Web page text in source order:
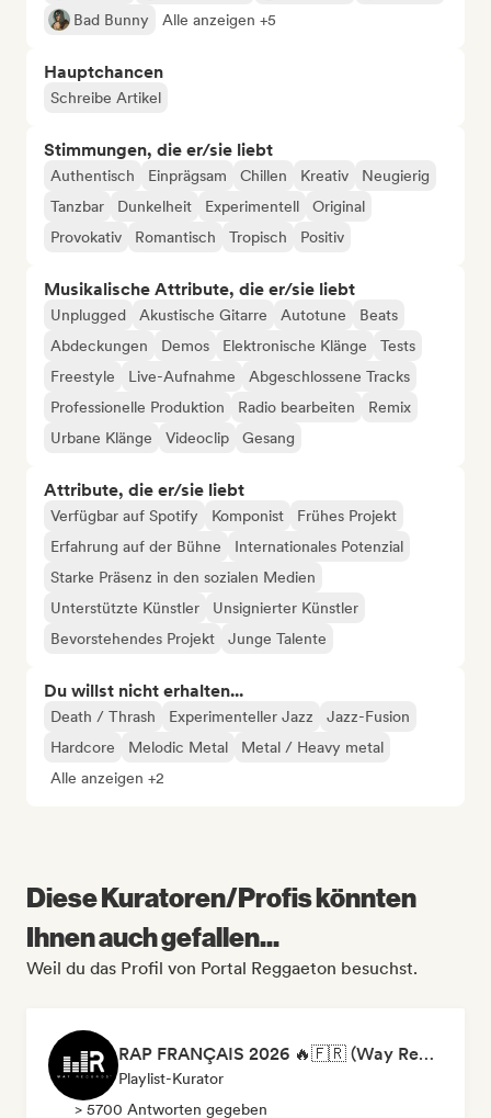
Bad Bunny
Alle anzeigen +5
Hauptchancen
Schreibe Artikel
Stimmungen, die er/sie liebt
Authentisch Einprägsam Chillen Kreativ
Neugierig
Tanzbar
Dunkelheit Experimentell
Original
Provokativ
Romantisch Tropisch Positiv
Musikalische Attribute, die er/sie liebt
Unplugged Akustische Gitarre Autotune
Beats
Abdeckungen
Demos Elektronische Klänge
Tests
Freestyle
Live-Aufnahme
Abgeschlossene Tracks
Professionelle Produktion
Radio bearbeiten
Remix
Urbane Klänge
Videoclip Gesang
Attribute, die er/sie liebt
Verfügbar auf Spotify Komponist
Frühes Projekt
Erfahrung auf der Bühne
Internationales Potenzial
Starke Präsenz in den sozialen Medien
Unterstützte Künstler
Unsignierter Künstler
Bevorstehendes Projekt
Junge Talente
Du willst nicht erhalten...
Death / Thrash Experimenteller Jazz
Jazz-Fusion
Hardcore
Melodic Metal
Metal / Heavy metal
Alle anzeigen +2
Diese Kuratoren/Profis könnten
Ihnen auch gefallen...
Weil du das Profil von Portal Reggaeton besuchst.
RAP FRANÇAIS 2026 🔥🇫🇷 (Way Records)
Playlist-Kurator
> 5700 Antworten gegeben